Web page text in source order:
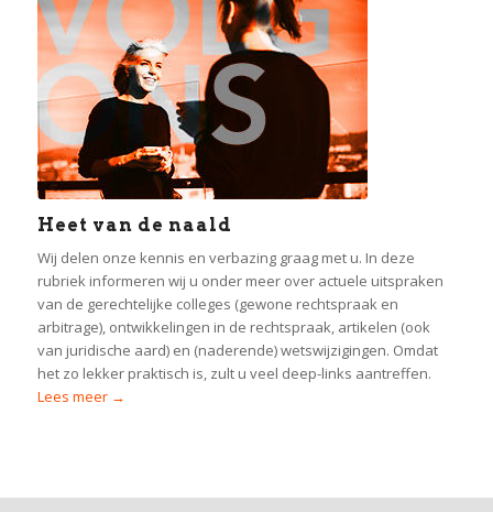
Heet van de naald
Wij delen onze kennis en verbazing graag met u. In deze
rubriek informeren wij u onder meer over actuele uitspraken
van de gerechtelijke colleges (gewone rechtspraak en
arbitrage), ontwikkelingen in de rechtspraak, artikelen (ook
van juridische aard) en (naderende) wetswijzigingen. Omdat
het zo lekker praktisch is, zult u veel deep-links aantreffen.
Lees meer →